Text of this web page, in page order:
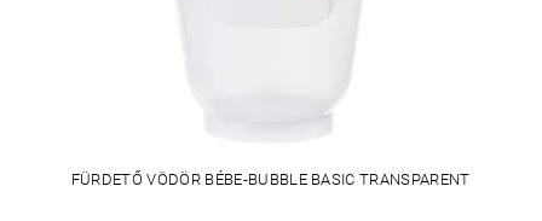
FÜRDETŐ VÖDÖR BÉBE-BUBBLE BASIC TRANSPARENT